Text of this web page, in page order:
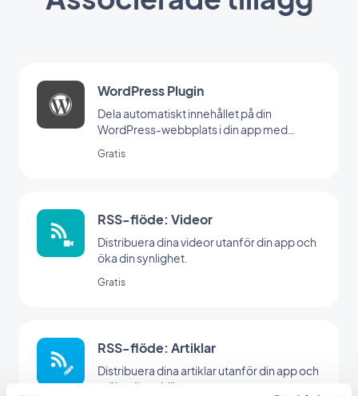
WordPress Plugin
Dela automatiskt innehållet på din
WordPress-webbplats i din app med
Gratis
RSS-flöde: Videor
Distribuera dina videor utanför din app och
öka din synlighet.
Gratis
RSS-flöde: Artiklar
Distribuera dina artiklar utanför din app och
utöka din publik.